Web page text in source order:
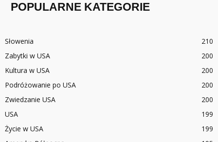
POPULARNE KATEGORIE
Słowenia
210
Zabytki w USA
200
Kultura w USA
200
Podróżowanie po USA
200
Zwiedzanie USA
200
USA
199
Życie w USA
199